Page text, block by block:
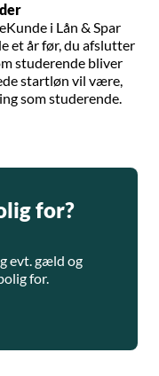
i Lån & Spar
et år før, du afslutter
studerende bliver
startløn vil være,
som studerende.
for?
evt. gæld og
for.